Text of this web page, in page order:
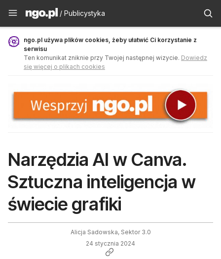
Publicystyka - ngo.pl
/ Publicystyka
ngo.pl używa plików cookies, żeby ułatwić Ci korzystanie z
serwisu
Ten komunikat zniknie przy Twojej następnej wizycie. Dowiedz
się więcej o plikach cookies
Narzędzia AI w Canva.
Sztuczna inteligencja w
świecie grafiki
Alicja Sadowska, Sektor 3.0
24 stycznia 2024